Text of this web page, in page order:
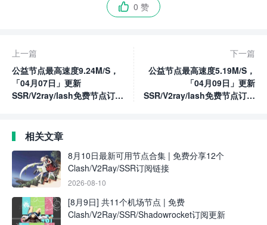
 0 赞
上一篇
公益节点最高速度9.24M/S，
「04月07日」更新
SSR/V2ray/lash免费节点订阅
下一篇
公益节点最高速度5.19M/S，
「04月09日」更新
SSR/V2ray/lash免费节点订阅
相关文章
8月10日最新可用节点合集 | 免费分享12个
Clash/V2Ray/SSR订阅链接
2026-08-10
[8月9日] 共11个机场节点 | 免费
Clash/V2Ray/SSR/Shadowrocket订阅更新